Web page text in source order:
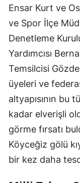
Ensar Kurt ve
ve Spor İlçe
Denetleme
Yardımcısı
Temsilcisi
üyeleri ve
altyapısının bu
kadar elverişli
görme fırsatı
Köyceğiz gölü
bir kez daha